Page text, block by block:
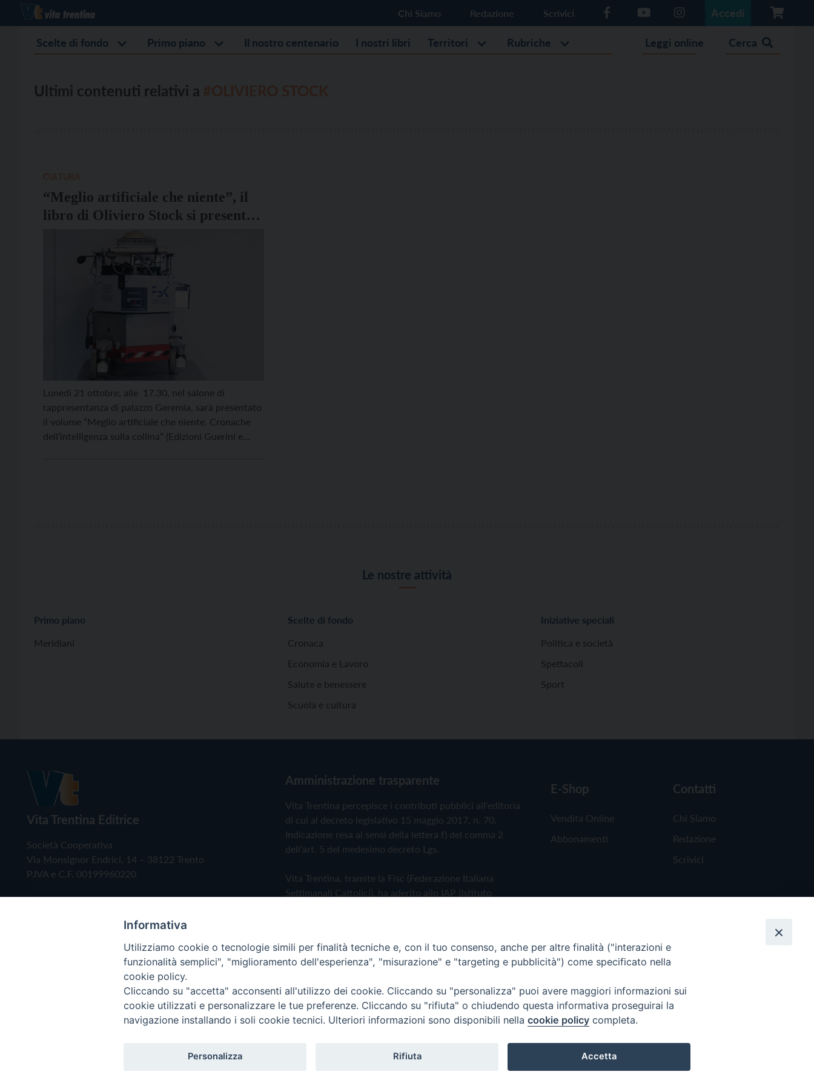
Chi Siamo Redazione Scrivici Accedi
Scelte di fondo Primo piano Il nostro centenario I nostri libri Territori Rubriche Leggi online Cerca
Ultimi contenuti relativi a
“Meglio artificiale che niente”, il
libro di Oliviero Stock si presenta
lunedì 21 a palazzo Geremia a
Lunedì 21 ottobre, alle 17.30, nel salone di
rappresentanza di palazzo Geremia, sarà presentato
il volume “Meglio artificiale che niente. Cronache
dell’intelligenza sulla collina” (Edizioni Guerini e
Le nostre attività
Primo piano
Meridiani
Scelte di fondo
Cronaca
Economia e Lavoro
Salute e benessere
Scuola e cultura
Iniziative speciali
Politica e società
Spettacoli
Sport
Vita Trentina Editrice
Società Cooperativa
Via Monsignor Endrici, 14 – 38122 Trento
P.IVA e C.F. 00199960220
Amministrazione trasparente
Vita Trentina percepisce i contributi pubblici all'editoria
di cui al decreto legislativo 15 maggio 2017, n. 70.
Indicazione resa ai sensi della lettera f) del comma 2
dell'art. 5 del medesimo decreto Lgs.
Vita Trentina, tramite la Fisc (Federazione Italiana
Settimanali Cattolici), ha aderito allo IAP (Istituto
Privacy Policy Cookie Policy
E-Shop
Vendita Online
Abbonamenti
Contatti
Chi Siamo
Redazione
Scrivici
Copyright © 2019 - Tutti i diritti riservati - Vita Trentina Editrice
Informativa
Utilizziamo cookie o tecnologie simili per finalità tecniche e, con il tuo consenso, anche per altre finalità ("interazioni e
funzionalità semplici", "miglioramento dell'esperienza", "misurazione" e "targeting e pubblicità") come specificato nella
cookie policy.
Cliccando su "accetta" acconsenti all'utilizzo dei cookie. Cliccando su "personalizza" puoi avere maggiori informazioni sui
cookie utilizzati e personalizzare le tue preferenze. Cliccando su "rifiuta" o chiudendo questa informativa proseguirai la
navigazione installando i soli cookie tecnici. Ulteriori informazioni sono disponibili nella cookie policy completa.
Personalizza Rifiuta Accetta